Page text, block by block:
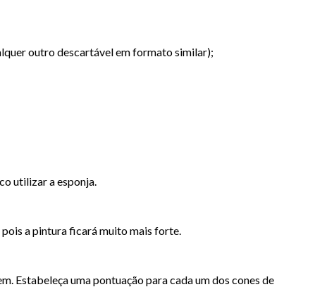
outro descartável em formato similar);
utilizar a esponja.
pois a pintura ficará muito mais forte.
Estabeleça uma pontuação para cada um dos cones de